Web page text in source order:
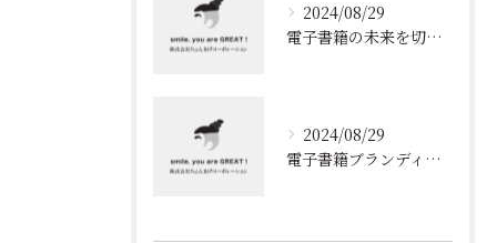
2024/08/29
電子書籍の未来を切り開く！効果的なブランディングとリスト取りの技術
2024/08/29
電子書籍ブランディングの新しいアプローチ: 成功の秘訣とは?